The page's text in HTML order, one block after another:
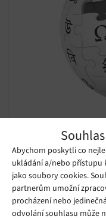
Abychom poskytli co
ukládání a/nebo přístupu
jako soubory cookies.
partnerům umožní
procházení nebo
odvolání souhlasu může
Donalda
přejala to i Siri
Neděle 25. 11. 2018 Redakce
Wikipedie je jako zdroj
nebezpečná.